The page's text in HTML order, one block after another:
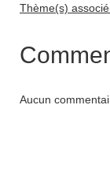
Thème(s)
Aucun